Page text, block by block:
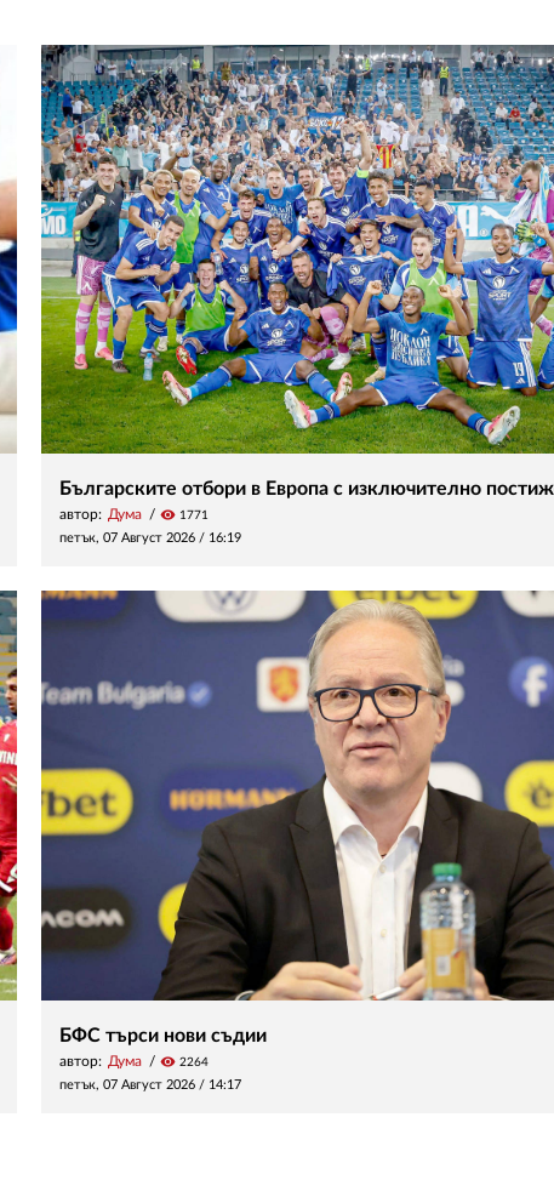
Българските отбори в Европа с изключително
автор: Дума visibility 1771
петък, 07 Август 2026 / 16:19
БФС търси нови съдии
автор: Дума visibility 2264
петък, 07 Август 2026 / 14:17